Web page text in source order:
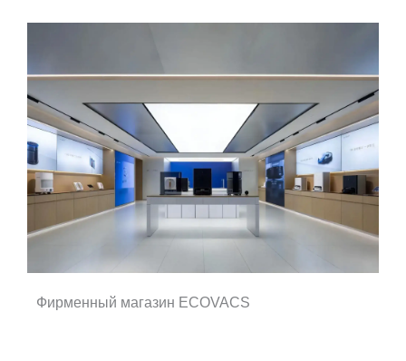
Фирменный магазин ECOVACS
Страница
Страница